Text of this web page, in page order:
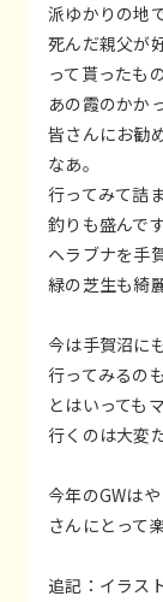
派ゆかりの地
死んだ親父が
って貰ったも
あの霞のかか
皆さんにお勧
なあ。
行ってみて詰
釣りも盛んで
ヘラブナを手
緑の芝生も綺
今は手賀沼に
行ってみるの
とはいっても
行くのは大変
今年のGWは
さんにとって
追記：イラス